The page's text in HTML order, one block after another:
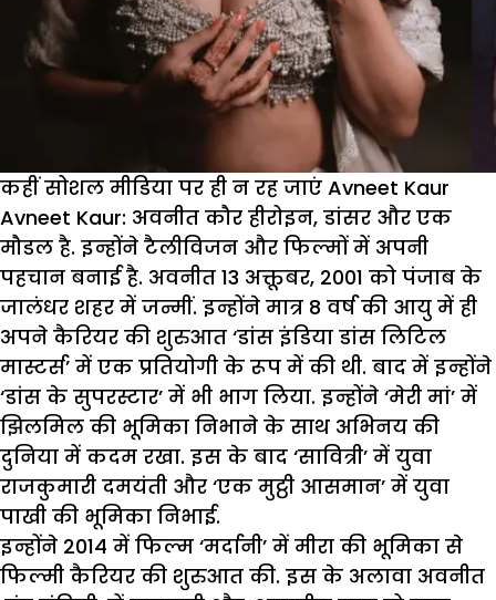
कहीं सोशल मीडिया पर ही न रह जाएं Avneet Kaur
Avneet Kaur: अवनीत कौर हीरोइन, डांसर और एक
मौडल है. इन्होंने टैलीविजन और फिल्मों में अपनी
पहचान बनाई है. अवनीत 13 अक्तूबर, 2001 को पंजाब के
जालंधर शहर में जन्मीं. इन्होंने मात्र 8 वर्ष की आयु में ही
अपने कैरियर की शुरुआत ‘डांस इंडिया डांस लिटिल
मास्टर्स’ में एक प्रतियोगी के रूप में की थी. बाद में इन्होंने
‘डांस के सुपरस्टार’ में भी भाग लिया. इन्होंने ‘मेरी मां’ में
झिलमिल की भूमिका निभाने के साथ अभिनय की
दुनिया में कदम रखा. इस के बाद ‘सावित्री’ में युवा
राजकुमारी दमयंती और ‘एक मुट्ठी आसमान’ में युवा
पाखी की भूमिका निभाई.
इन्होंने 2014 में फिल्म ‘मर्दानी’ में मीरा की भूमिका से
फिल्मी कैरियर की शुरुआत की. इस के अलावा अवनीत